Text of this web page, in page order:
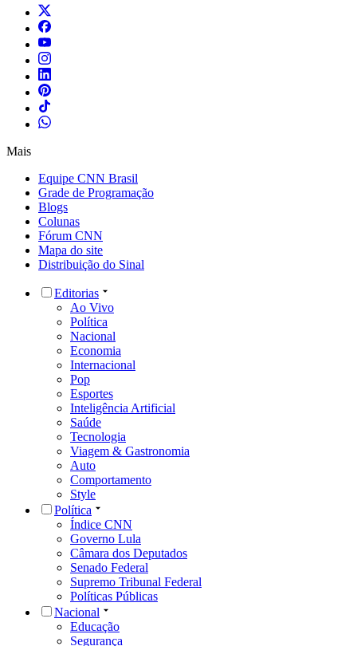
Mais
Equipe CNN Brasil
Grade de Programação
Blogs
Colunas
Fórum CNN
Mapa do site
Distribuição do Sinal
Editorias
Ao Vivo
Política
Nacional
Economia
Internacional
Pop
Esportes
Inteligência Artificial
Saúde
Tecnologia
Viagem & Gastronomia
Auto
Comportamento
Style
Política
Índice CNN
Governo Lula
Câmara dos Deputados
Senado Federal
Supremo Tribunal Federal
Políticas Públicas
Nacional
Educação
Segurança